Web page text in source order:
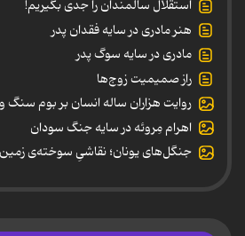
استقلال سالمندان را جدی بگیریم!
هنر مادری در سایه‌ فقدان پدر
مادری در سایه سوگ پدر
راز صمیمیت زوج‌ها
روایت هزاران ساله انسان بر بوم سنگ
اهرام مِروئه در سایه جنگ سودان
جنگل‌های یونان؛ نقاشیِ سوخته‌ی زمین